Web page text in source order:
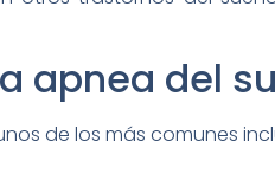
apnea del
de los más comunes